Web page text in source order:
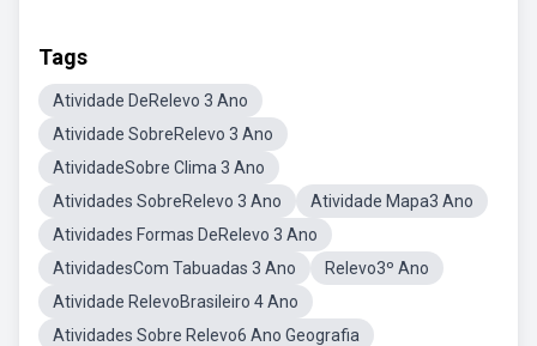
Tags
Atividade DeRelevo 3 Ano
Atividade SobreRelevo 3 Ano
AtividadeSobre Clima 3 Ano
Atividades SobreRelevo 3 Ano
Atividade Mapa3 Ano
Atividades Formas DeRelevo 3 Ano
AtividadesCom Tabuadas 3 Ano
Relevo3º Ano
Atividade RelevoBrasileiro 4 Ano
Atividades Sobre Relevo6 Ano Geografia